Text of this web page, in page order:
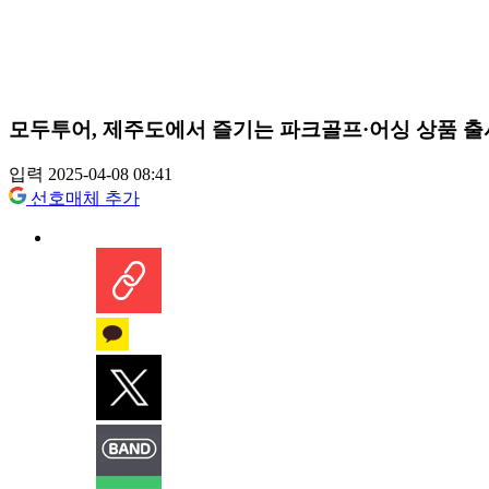
모두투어, 제주도에서 즐기는 파크골프·어싱 상품 출
입력 2025-04-08 08:41
선호매체 추가